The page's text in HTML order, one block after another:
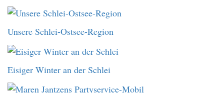
Unsere Schlei-Ostsee-Region
Eisiger Winter an der Schlei